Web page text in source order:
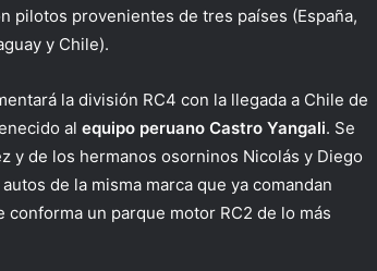
pilotos provenientes de tres países (España,
y Chile).
la división RC4 con la llegada a Chile de
al equipo peruano Castro Yangali. Se
y de los hermanos osorninos Nicolás y Diego
de la misma marca que ya comandan
un parque motor RC2 de lo más